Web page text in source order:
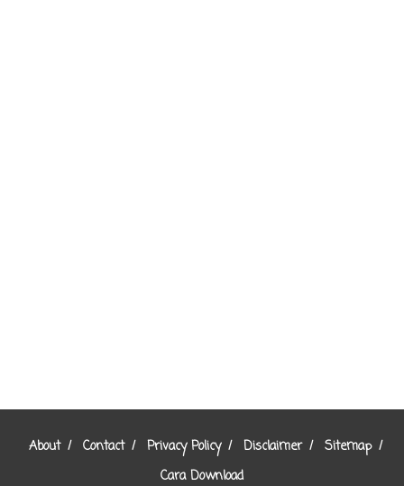
About Contact Privacy Policy Disclaimer
Sitemap
Cara Download